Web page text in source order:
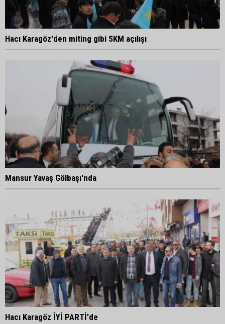
Hacı Karagöz'den miting gibi SKM açılışı
Mansur Yavaş Gölbaşı'nda
Hacı Karagöz İYİ PARTİ'de